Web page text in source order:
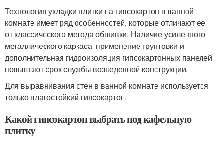
Технология укладки плитки на гипсокартон в ванной
комнате имеет ряд особенностей, которые отличают ее
от классического метода обшивки. Наличие усиленного
металлического каркаса, применение грунтовки и
дополнительная гидроизоляция гипсокартонных панелей
повышают срок службы возведенной конструкции.
Для выравнивания стен в ванной комнате используется
только влагостойкий гипсокартон.
Какой гипсокартон выбрать под кафельную
плитку